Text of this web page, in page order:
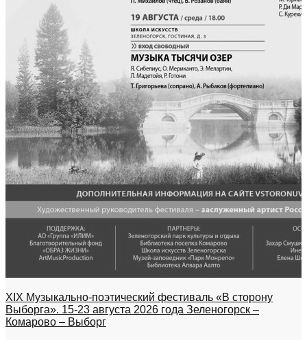
XIX Музыкально-поэтический фестиваль «В сторону
Выборга». 15-23 августа 2026 года Зеленогорск –
Комарово – Выборг